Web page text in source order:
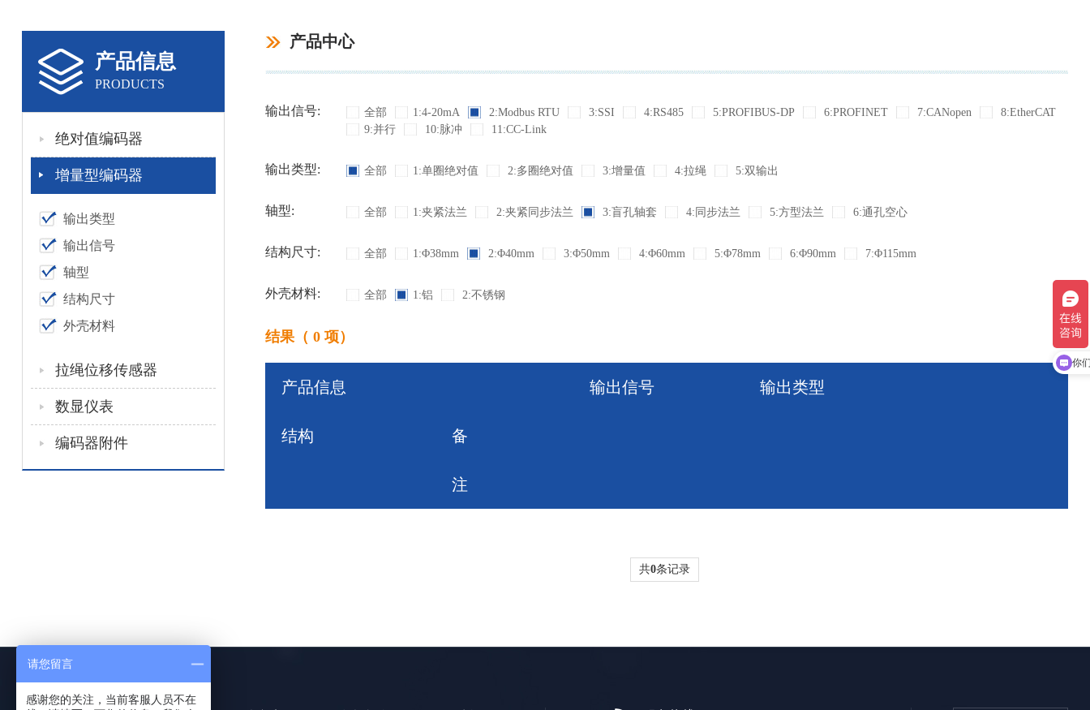
产品信息
PRODUCTS
绝对值编码器
增量型编码器
输出类型
输出信号
轴型
结构尺寸
外壳材料
拉绳位移传感器
数显仪表
编码器附件
产品中心
输出信号: 全部 1:4-20mA 2:Modbus RTU 3:SSI 4:RS485 5:PROFIBUS-DP 6:PROFINET 7:CANopen
8:EtherCAT
9:并行
10:脉冲 11:CC-Link
输出类型: 全部 1:单圈绝对值 2:多圈绝对值 3:增量值 4:拉绳 5:双输出
轴型: 全部 1:夹紧法兰 2:夹紧同步法兰 3:盲孔轴套 4:同步法兰 5:方型法兰 6:通孔空心
结构尺寸: 全部 1:Φ38mm 2:Φ40mm 3:Φ50mm 4:Φ60mm 5:Φ78mm 6:Φ90mm 7:Φ115mm
外壳材料: 全部 1:铝 2:不锈钢
结果（ 0 项）
产品信息 输出信号 输出类型
结构 备
注
共0条记录
你
请您留言
感谢您的关注，当前客服人员不在